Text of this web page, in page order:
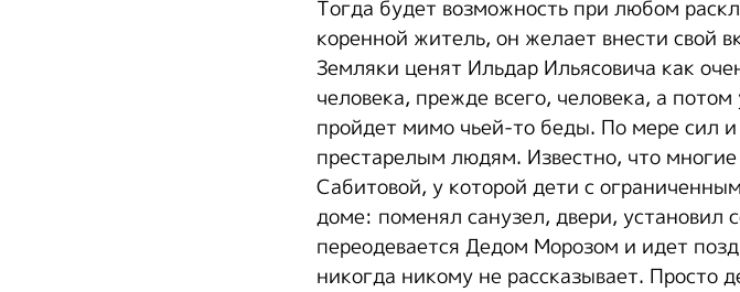
Тогда будет возможность при любом
коренной житель, он желает внести свой
Земляки ценят Ильдар Ильясовича как
человека, прежде всего, человека, а
пройдет мимо чьей-то беды. По мере сил
престарелым людям. Известно, что
Сабитовой, у которой дети с
доме: поменял санузел, двери, установил
переодевается Дедом Морозом и идет
никогда никому не рассказывает. Просто